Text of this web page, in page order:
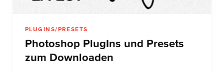
PLUGINS/PRESETS
Photoshop PlugIns und Presets
zum Downloaden